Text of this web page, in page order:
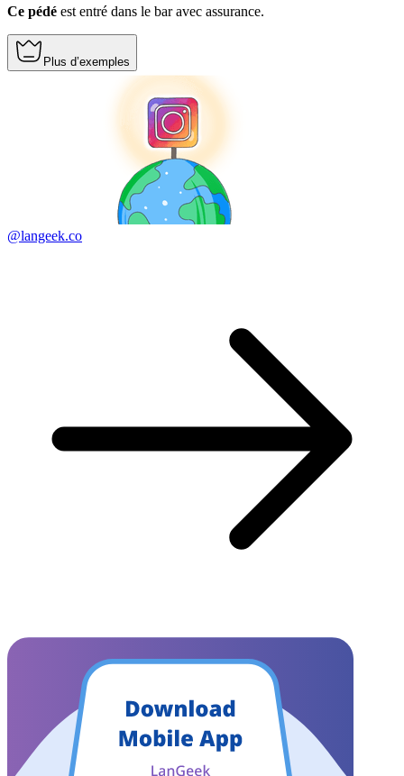
Ce pédé est entré dans le bar avec assurance.
Plus d’exemples
@langeek.co